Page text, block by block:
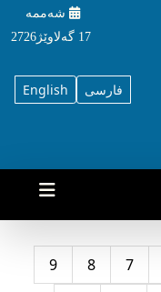
شه‌ممه‌
17 گه‌لاوێژ2726
English فارسی
7
8
9